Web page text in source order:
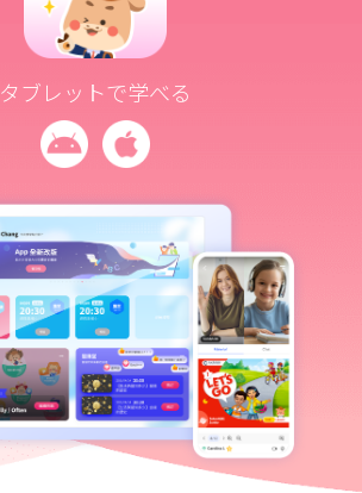
タブレットで学べる